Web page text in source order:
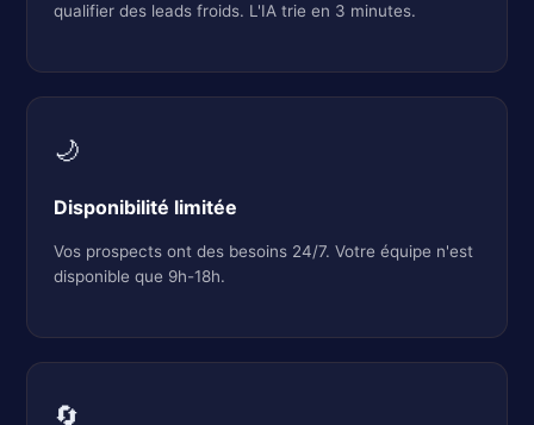
qualifier des leads froids. L'IA trie en 3 minutes.
🌙
Disponibilité limitée
Vos prospects ont des besoins 24/7. Votre équipe n'est
disponible que 9h-18h.
🔄